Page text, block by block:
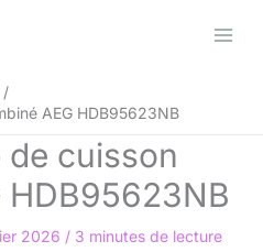
AEG HDB95623NB
de cuisson
HDB95623NB
2026 / 3 minutes de lecture